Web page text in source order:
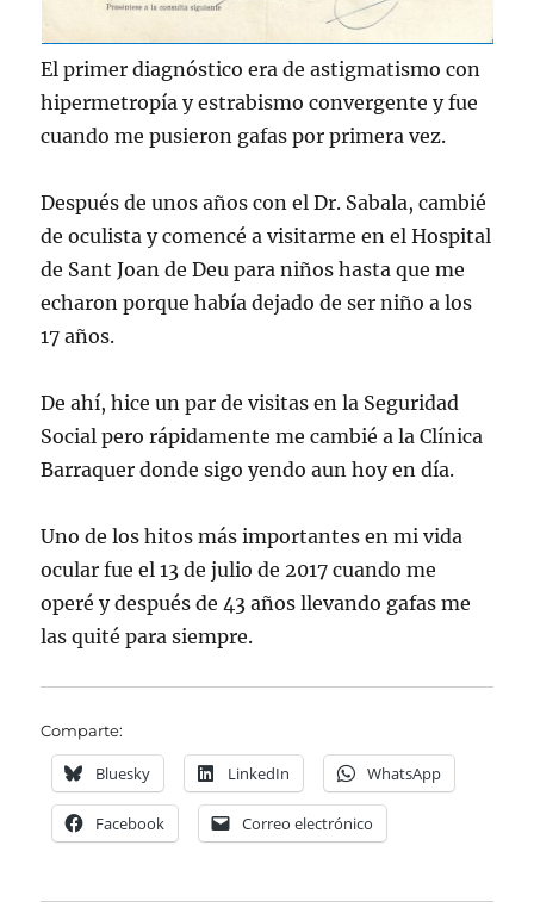
El primer diagnóstico era de astigmatismo con
hipermetropía y estrabismo convergente y fue
cuando me pusieron gafas por primera vez.
Después de unos años con el Dr. Sabala, cambié
de oculista y comencé a visitarme en el Hospital
de Sant Joan de Deu para niños hasta que me
echaron porque había dejado de ser niño a los
17 años.
De ahí, hice un par de visitas en la Seguridad
Social pero rápidamente me cambié a la Clínica
Barraquer donde sigo yendo aun hoy en día.
Uno de los hitos más importantes en mi vida
ocular fue el 13 de julio de 2017 cuando me
operé y después de 43 años llevando gafas me
las quité para siempre.
Comparte:
Bluesky LinkedIn WhatsApp
Facebook Correo electrónico